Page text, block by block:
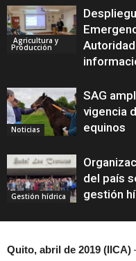
Agricultura y
Producción
Noticias
SAG
vigencia
equinos
Gestión hídrica
del país
gestión
Quito, abril de 2019 (IICA)